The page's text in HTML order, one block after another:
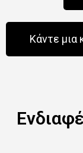
Κάντε